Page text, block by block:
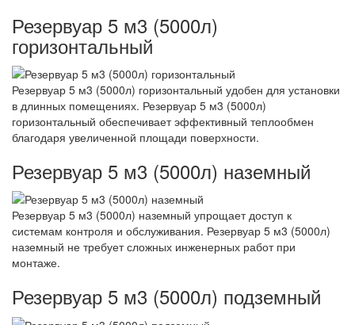
Резервуар 5 м3 (5000л)
горизонтальный
Резервуар 5 м3 (5000л) горизонтальный удобен для установки
в длинных помещениях. Резервуар 5 м3 (5000л)
горизонтальный обеспечивает эффективный теплообмен
благодаря увеличенной площади поверхности.
Резервуар 5 м3 (5000л) наземный
Резервуар 5 м3 (5000л) наземный упрощает доступ к
системам контроля и обслуживания. Резервуар 5 м3 (5000л)
наземный не требует сложных инженерных работ при
монтаже.
Резервуар 5 м3 (5000л) подземный